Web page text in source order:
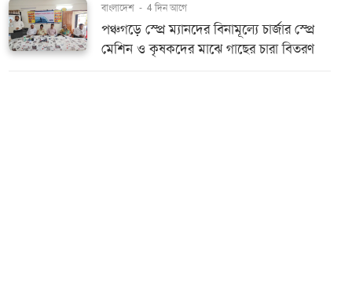
বাংলাদেশ - 4 দিন আগে
পঞ্চগড়ে স্প্রে ম্যানদের বিনামূল্যে চার্জার স্প্রে
মেশিন ও কৃষকদের মাঝে গাছের চারা বিতরণ